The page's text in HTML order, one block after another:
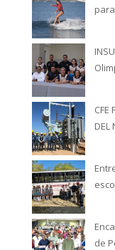
CFE
DEL
de